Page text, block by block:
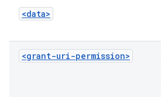
<data>
<grant-uri-permission>